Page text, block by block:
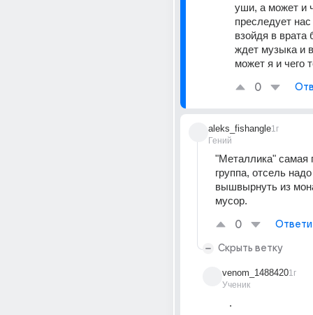
уши, а может и
преследует
взойдя в врата
ждет музыка и
0
aleks_fishangle
Гений
1г
"Металлика" самая
группа, отсель
вышвырнуть из
мусор.
0
Скрыть ветку
venom_1488420
Ученик
1г
.